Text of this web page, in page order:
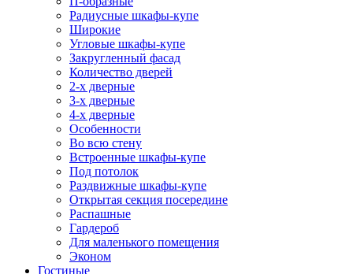
Радиусные шкафы-купе
Широкие
Угловые шкафы-купе
Закругленный фасад
Количество дверей
2-х дверные
3-х дверные
4-х дверные
Особенности
Во всю стену
Встроенные шкафы-купе
Под потолок
Раздвижные шкафы-купе
Открытая секция посередине
Распашные
Гардероб
Для маленького помещения
Эконом
Гостиные